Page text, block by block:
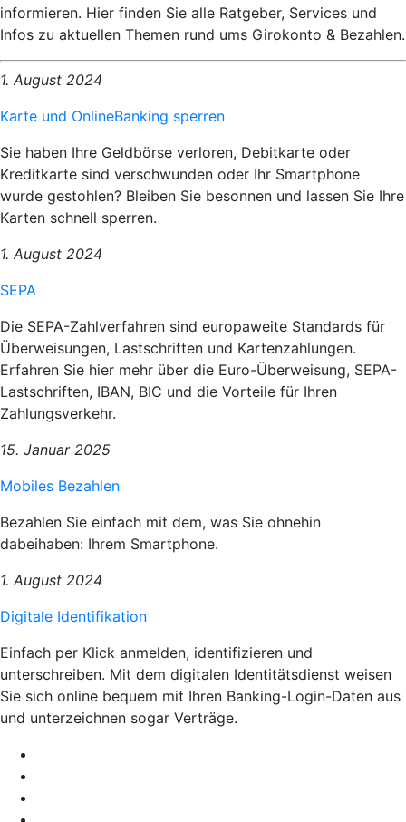
informieren. Hier finden Sie alle Ratgeber, Services und
Infos zu aktuellen Themen rund ums Girokonto & Bezahlen.
1. August 2024
Karte und OnlineBanking sperren
Sie haben Ihre Geldbörse verloren, Debitkarte oder
Kreditkarte sind verschwunden oder Ihr Smartphone
wurde gestohlen? Bleiben Sie besonnen und lassen Sie Ihre
Karten schnell sperren.
1. August 2024
SEPA
Die SEPA-Zahlverfahren sind europaweite Standards für
Überweisungen, Lastschriften und Kartenzahlungen.
Erfahren Sie hier mehr über die Euro-Überweisung, SEPA-
Lastschriften, IBAN, BIC und die Vorteile für Ihren
Zahlungsverkehr.
15. Januar 2025
Mobiles Bezahlen
Bezahlen Sie einfach mit dem, was Sie ohnehin
dabeihaben: Ihrem Smartphone.
1. August 2024
Digitale Identifikation
Einfach per Klick anmelden, identifizieren und
unterschreiben. Mit dem digitalen Identitätsdienst weisen
Sie sich online bequem mit Ihren Banking-Login-Daten aus
und unterzeichnen sogar Verträge.